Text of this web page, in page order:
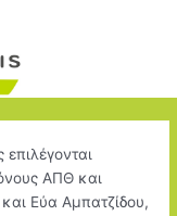
ΑΠΘ και
Εύα Αμπατζίδου,